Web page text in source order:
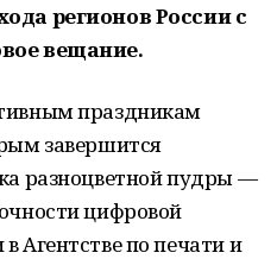
регионов России с
вещание.
праздникам
завершится
разноцветной пудры —
цифровой
Агентстве по печати и